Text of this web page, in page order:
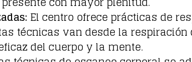
El centro ofrece prácticas de
técnicas van desde la
del cuerpo y la mente.